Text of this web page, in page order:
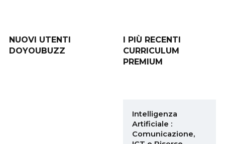
NUOVI UTENTI
DOYOUBUZZ
I PIÙ RECENTI
CURRICULUM
PREMIUM
Intelligenza
Artificiale :
Comunicazione,